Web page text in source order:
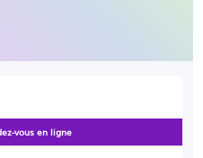
vous en ligne